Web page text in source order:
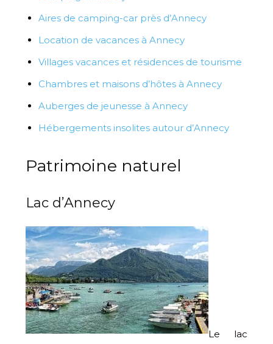
Aires de camping-car près d’Annecy
Location de vacances à Annecy
Villages vacances et résidences de tourisme
Chambres et maisons d’hôtes à Annecy
Auberges de jeunesse à Annecy
Hébergements insolites autour d’Annecy
Patrimoine naturel
Lac d’Annecy
Le lac